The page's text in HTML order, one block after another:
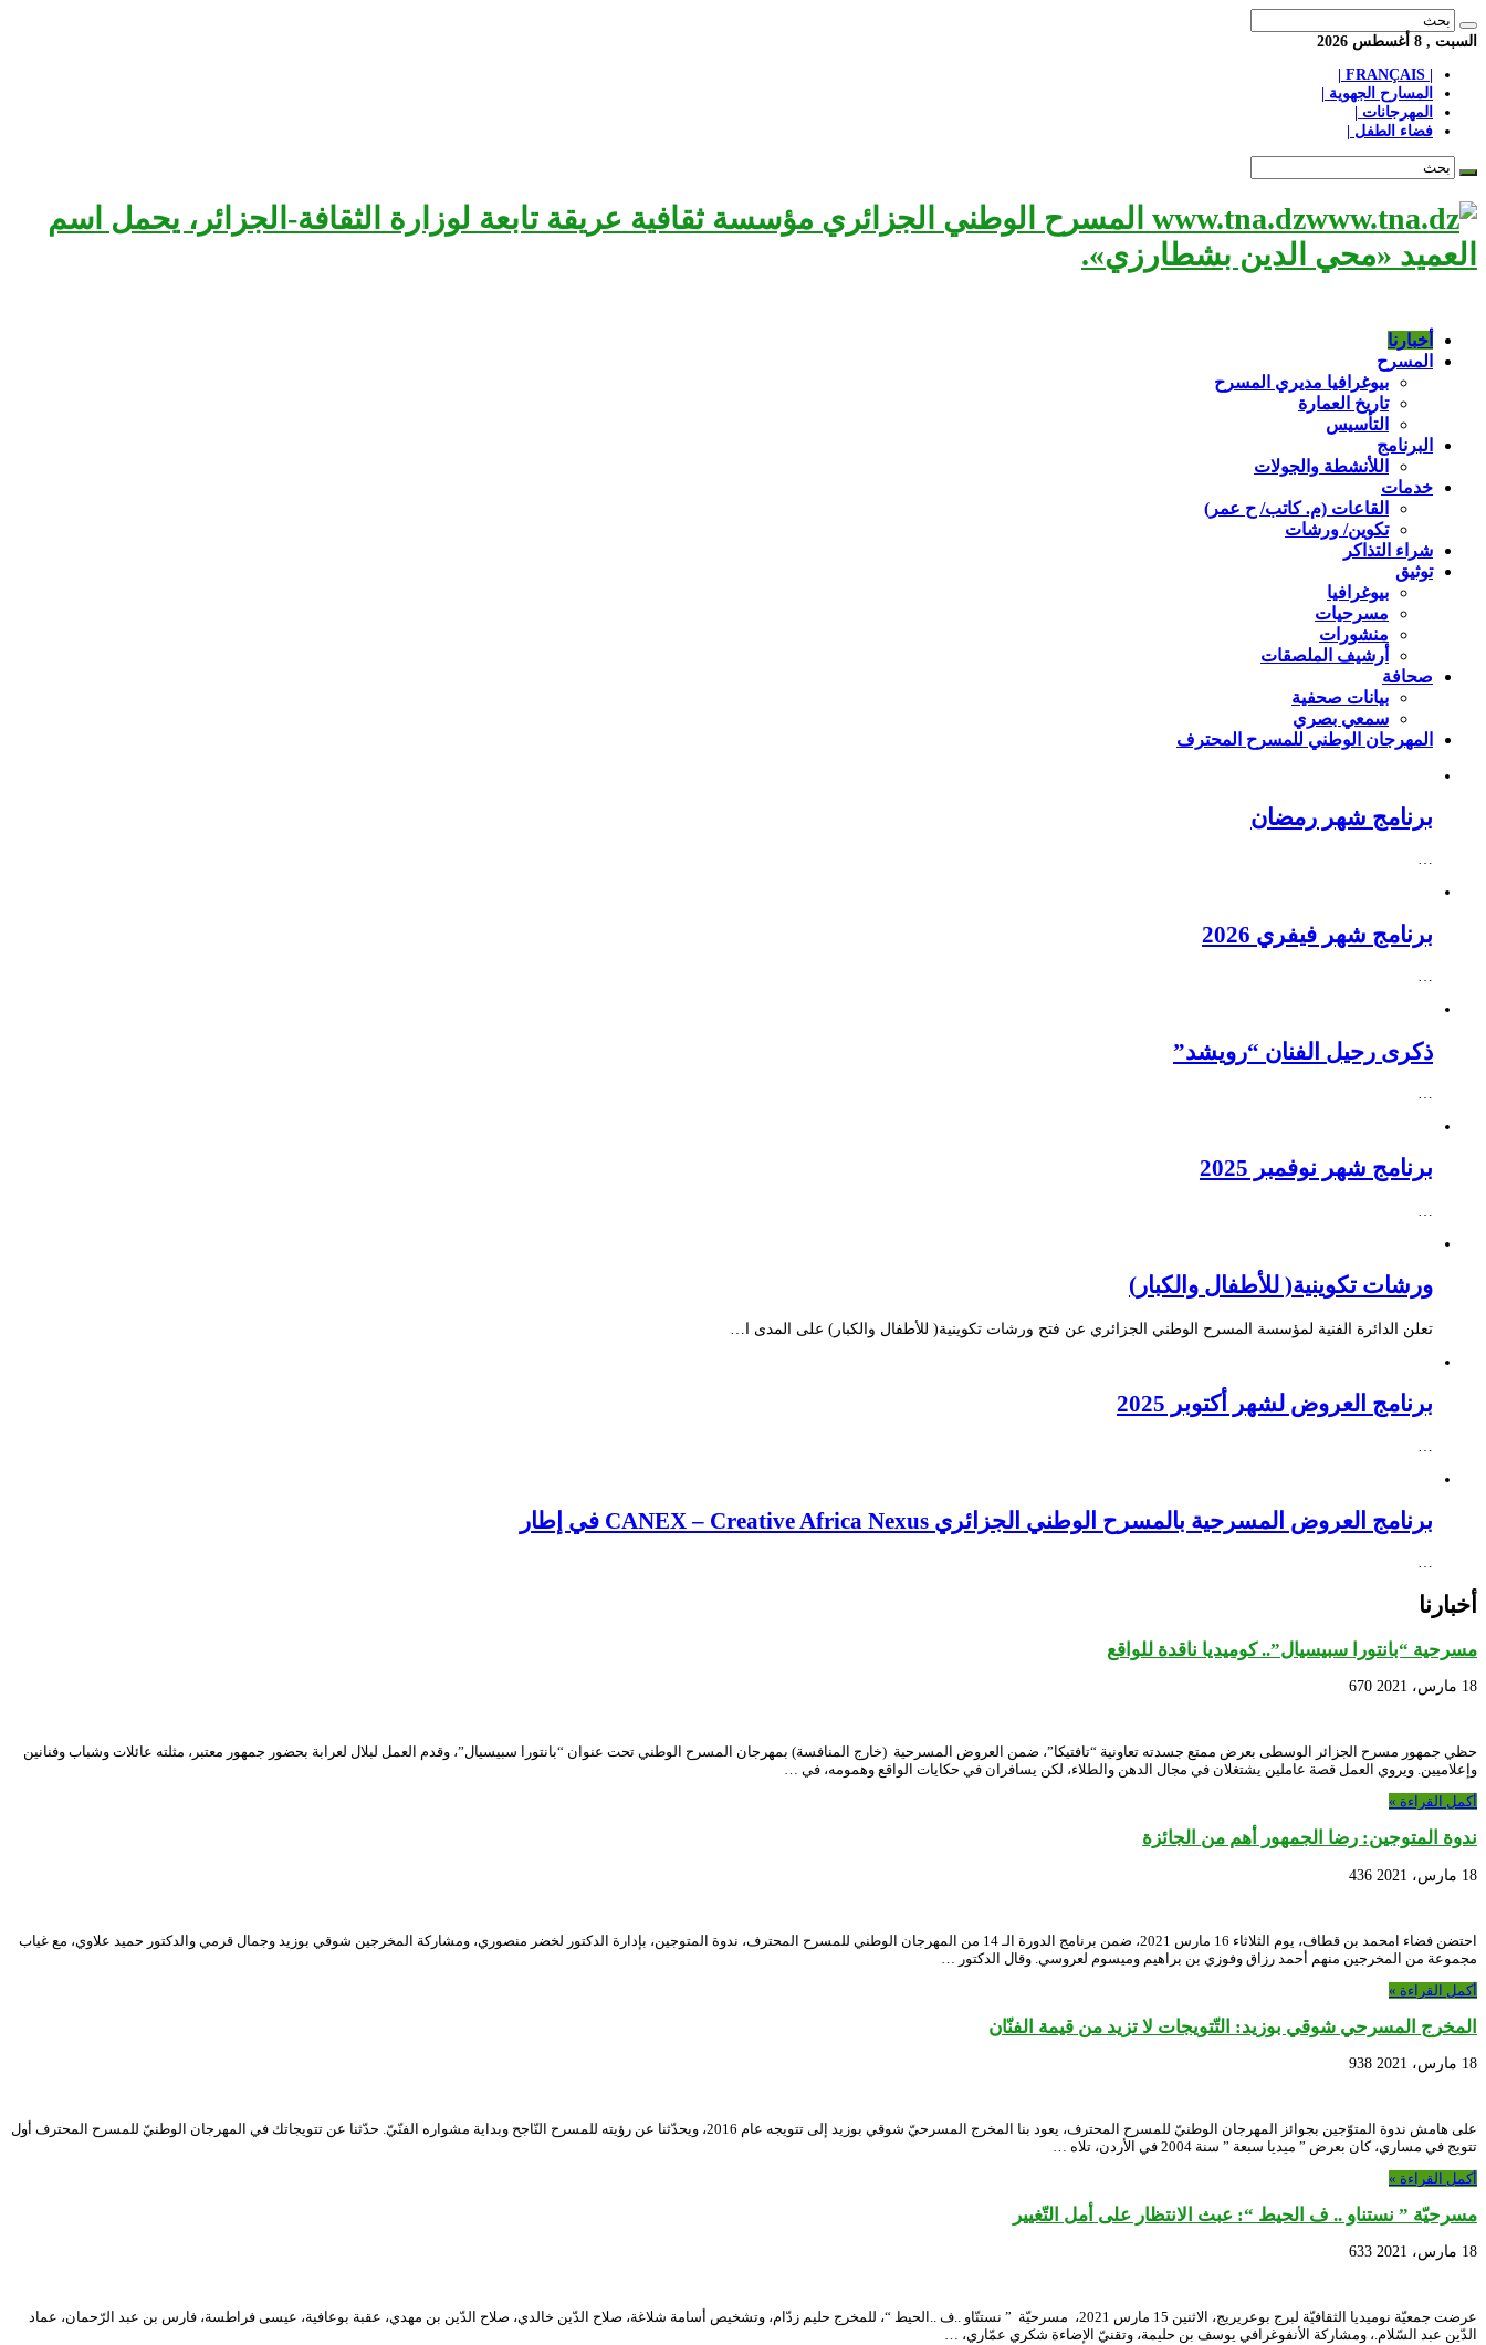
السبت , 8 أغسطس 2026
المسارح الجهوية |
المهرجانات |
فضاء الطفل |
www.tna.dz المسرح الوطني الجزائري مؤسسة ثقافية عريقة تابعة لوزارة الثقافة-الجزائر، يحمل اسم
العميد «محي الدين بشطارزي».
أخبارنا
المسرح
بيوغرافيا مديري المسرح
تاريخ العمارة
التأسيس
البرنامج
اللأنشطة والجولات
خدمات
القاعات (م. كاتب/ ح عمر)
تكوين/ ورشات
شراء التذاكر
توثيق
بيوغرافيا
مسرحيات
منشورات
أرشيف الملصقات
صحافة
بيانات صحفية
سمعي بصري
المهرجان الوطني للمسرح المحترف
برنامج شهر رمضان
…
برنامج شهر فيفري 2026
…
ذكرى رحيل الفنان “رويشد”
…
برنامج شهر نوفمبر 2025
ورشات تكوينية( للأطفال والكبار)
تعلن الدائرة الفنية لمؤسسة المسرح الوطني الجزائري عن فتح ورشات تكوينية( للأطفال والكبار) على المدى ا…
برنامج العروض لشهر أكتوبر 2025
برنامج العروض المسرحية بالمسرح الوطني الجزائري CANEX – Creative Africa Nexus في إطار
…
أخبارنا
مسرحية “بانتورا سبيسيال”.. كوميديا ناقدة للواقع
18 مارس، 2021 670
حظي جمهور مسرح الجزائر الوسطى بعرض ممتع جسدته تعاونية “تافتيكا”، ضمن العروض المسرحية (خارج المنافسة) بمهرجان المسرح الوطني تحت عنوان “بانتورا سبيسيال”، وقدم العمل لبلال لعرابة بحضور جمهور معتبر، مثلته عائلات وشباب وفنانين
وإعلاميين. ويروي العمل قصة عاملين يشتغلان في مجال الدهن والطلاء، لكن يسافران في حكايات الواقع وهمومه، في …
أكمل القراءة »
ندوة المتوجين: رضا الجمهور أهم من الجائزة
18 مارس، 2021 436
احتضن فضاء امحمد بن قطاف، يوم الثلاثاء 16 مارس 2021، ضمن برنامج الدورة الـ 14 من المهرجان الوطني للمسرح المحترف، ندوة المتوجين، بإدارة الدكتور لخضر منصوري، ومشاركة المخرجين شوقي بوزيد وجمال قرمي والدكتور حميد علاوي، مع غياب
مجموعة من المخرجين منهم أحمد رزاق وفوزي بن براهيم وميسوم لعروسي. وقال الدكتور …
أكمل القراءة »
المخرج المسرحي شوقي بوزيد: التّتويجات لا تزيد من قيمة الفنّان
18 مارس، 2021 938
على هامش ندوة المتوّجين بجوائز المهرجان الوطنيّ للمسرح المحترف، يعود بنا المخرج المسرحيّ شوقي بوزيد إلى تتويجه عام 2016، ويحدّثنا عن رؤيته للمسرح النّاجح وبداية مشواره الفنّيّ. حدّثنا عن تتويجاتك في المهرجان الوطنيّ للمسرح المحترف أول
تتويج في مساري، كان بعرض ” ميديا سبعة ” سنة 2004 في الأردن، تلاه …
أكمل القراءة »
مسرحيّة ” نستناو .. ف الحيط “: عبث الانتظار على أمل التّغيير
18 مارس، 2021 633
عرضت جمعيّة نوميديا الثقافيّة لبرج بوعريريج، الاثنين 15 مارس 2021، مسرحيّة ” نستنّاو ..ف ..الحيط “، للمخرج حليم زدّام، وتشخيص أسامة شلاغة، صلاح الدّين خالدي، صلاح الدّين بن مهدي، عقبة بوعافية، عيسى فراطسة، فارس بن عبد الرّحمان، عماد
الدّين عبد السّلام.، ومشاركة الأنفوغرافي يوسف بن حليمة، وتقنيّ الإضاءة شكري عمّاري، …